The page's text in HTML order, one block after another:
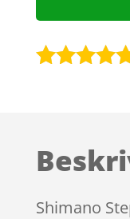
Shimano